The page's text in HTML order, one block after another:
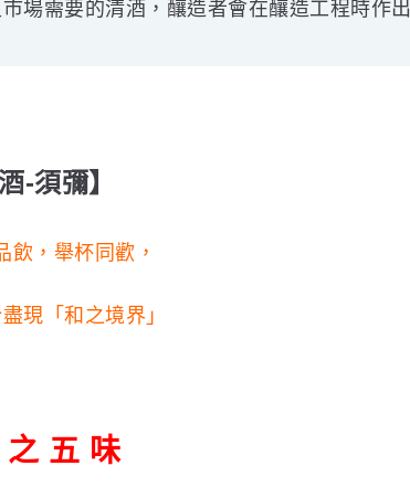
場需要的清酒，釀造者會在釀造工程時作出
-須彌】
飲，舉杯同歡，
現「和之境界」
之 五 味